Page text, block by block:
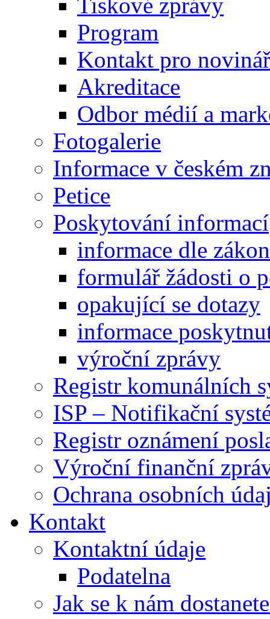
Program
Kontakt pro
Akreditace
Odbor médií a
Fotogalerie
Informace v českém
Petice
Poskytování informací
informace dle
formulář žádosti o
opakující se dotazy
informace
výroční zprávy
Registr komunálních
ISP – Notifikační
Registr oznámení
Výroční finanční
Ochrana osobních
Kontakt
Kontaktní údaje
Podatelna
Jak se k nám